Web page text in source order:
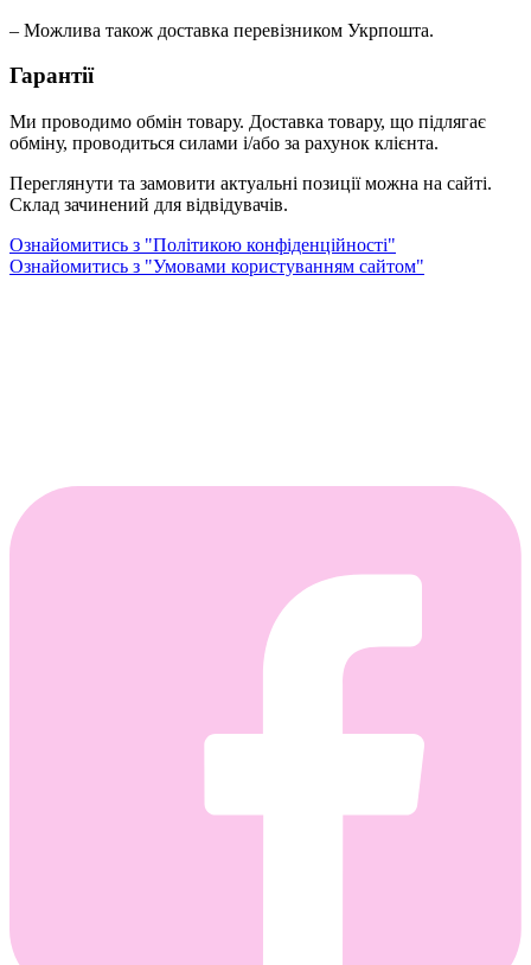
– Можлива також доставка перевізником Укрпошта.
Гарантії
Ми проводимо обмін товару. Доставка товару, що підлягає
обміну, проводиться силами і/або за рахунок клієнта.
Переглянути та замовити актуальні позиції можна на сайті.
Склад зачинений для відвідувачів.
Ознайомитись з "Політикою конфіденційності"
Ознайомитись з "Умовами користуванням сайтом"